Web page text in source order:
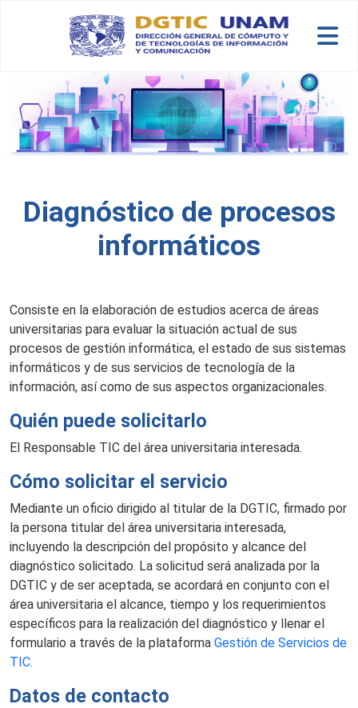
Diagnóstico de procesos
informáticos
Consiste en la elaboración de estudios acerca de áreas
universitarias para evaluar la situación actual de sus
procesos de gestión informática, el estado de sus sistemas
informáticos y de sus servicios de tecnología de la
información, así como de sus aspectos organizacionales.
Quién puede solicitarlo
El Responsable TIC del área universitaria interesada.
Cómo solicitar el servicio
Mediante un oficio dirigido al titular de la DGTIC, firmado por
la persona titular del área universitaria interesada,
incluyendo la descripción del propósito y alcance del
diagnóstico solicitado. La solicitud será analizada por la
DGTIC y de ser aceptada, se acordará en conjunto con el
área universitaria el alcance, tiempo y los requerimientos
específicos para la realización del diagnóstico y llenar el
formulario a través de la plataforma Gestión de Servicios de
TIC.
Datos de contacto